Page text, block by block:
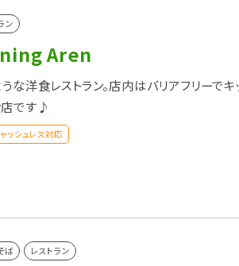
ン
Aren
うな洋食レストラン。店内はバリアフリーで
です♪
ッシュレス対応
ば レストラン